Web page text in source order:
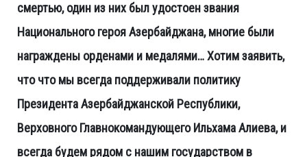
смертью, один из них был удостоен звания
Национального героя Азербайджана, многие были
награждены орденами и медалями… Хотим заявить,
что что мы всегда поддерживали политику
Президента Азербайджанской Республики,
Верховного Главнокомандующего Ильхама Алиева, и
всегда будем рядом с нашим государством в